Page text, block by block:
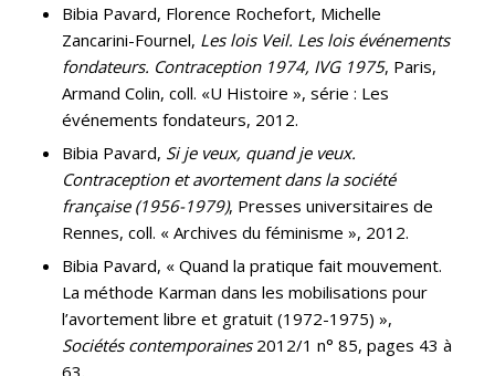
Bibia Pavard, Florence Rochefort, Michelle
Zancarini-Fournel, Les lois Veil. Les lois événements
fondateurs. Contraception 1974, IVG 1975, Paris,
Armand Colin, coll. «U Histoire », série : Les
événements fondateurs, 2012.
Bibia Pavard, Si je veux, quand je veux.
Contraception et avortement dans la société
française (1956-1979), Presses universitaires de
Rennes, coll. « Archives du féminisme », 2012.
Bibia Pavard, « Quand la pratique fait mouvement.
La méthode Karman dans les mobilisations pour
l’avortement libre et gratuit (1972-1975) »,
Sociétés contemporaines2012/1 n° 85, pages 43 à
63.